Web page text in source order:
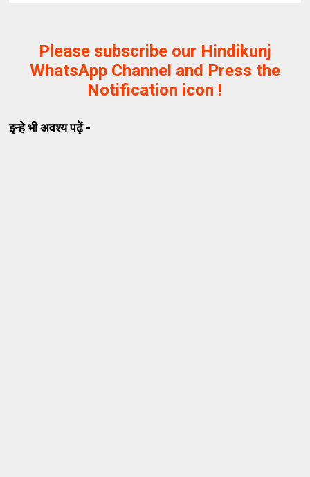
Please subscribe our Hindikunj
WhatsApp Channel and Press the
Notification icon !
इन्हे भी अवश्य पढ़ें -